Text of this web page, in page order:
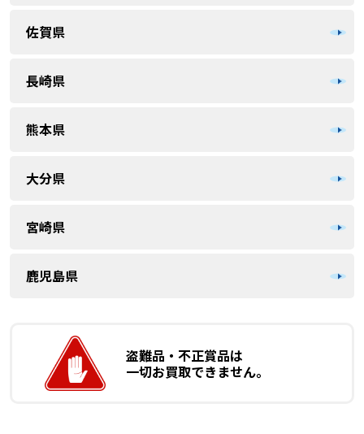
佐賀県
長崎県
熊本県
大分県
宮崎県
鹿児島県
盗難品・不正賞品は
一切お買取できません。